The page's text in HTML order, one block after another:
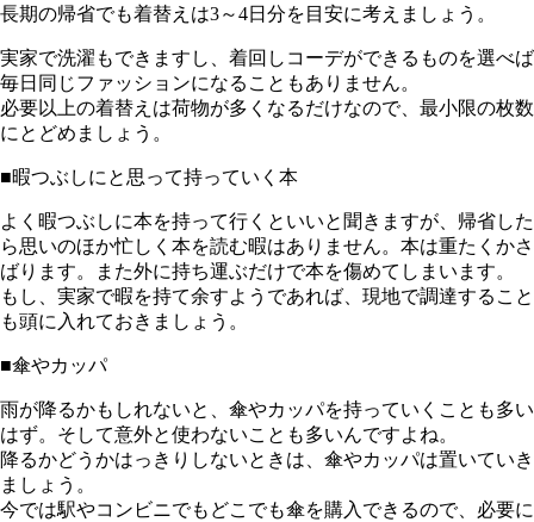
長期の帰省でも着替えは3～4日分を目安に考えましょう。
実家で洗濯もできますし、着回しコーデができるものを選べば
毎日同じファッションになることもありません。
必要以上の着替えは荷物が多くなるだけなので、最小限の枚数
にとどめましょう。
■暇つぶしにと思って持っていく本
よく暇つぶしに本を持って行くといいと聞きますが、帰省した
ら思いのほか忙しく本を読む暇はありません。本は重たくかさ
ばります。また外に持ち運ぶだけで本を傷めてしまいます。
もし、実家で暇を持て余すようであれば、現地で調達すること
も頭に入れておきましょう。
■傘やカッパ
雨が降るかもしれないと、傘やカッパを持っていくことも多い
はず。そして意外と使わないことも多いんですよね。
降るかどうかはっきりしないときは、傘やカッパは置いていき
ましょう。
今では駅やコンビニでもどこでも傘を購入できるので、必要に